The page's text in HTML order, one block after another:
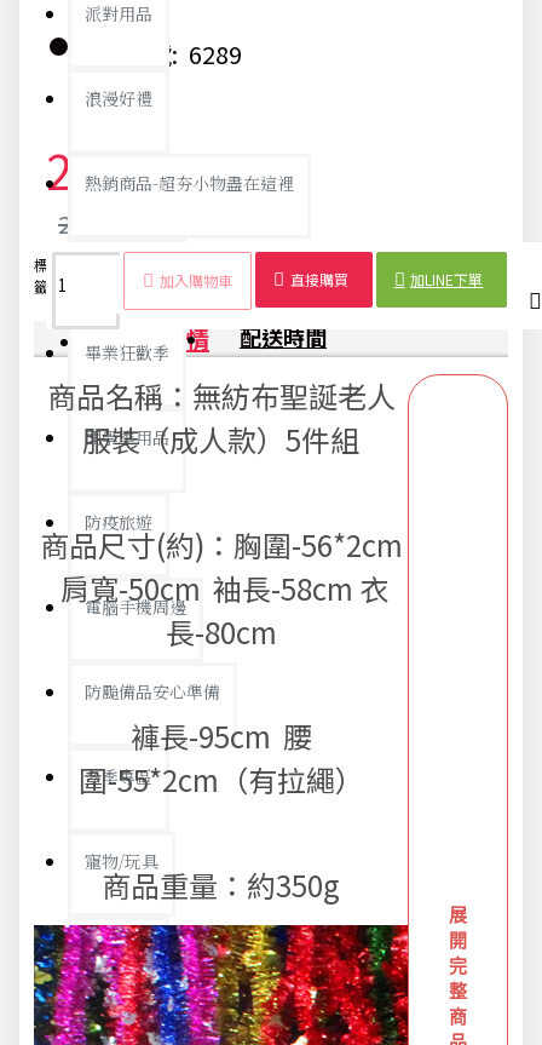
派對用品
浪漫好禮
熱銷商品-超夯小物盡在這裡
父親節專頁
畢業狂歡季
開學季用品
防疫旅遊
電腦手機周邊
防颱備品安心準備
冬季專區
寵物/玩具
居家收納
文具禮品
貨號: 6289
252元
265元
加入購物車 直接購買 加LINE下單
標
籤：
裝
裝
節
扮
商品詳情 配送時間
商品名稱：無紡布聖誕老人
服裝（成人款）5件組
商品尺寸(約)：胸圍-56*2cm
肩寬-50cm 袖長-58cm 衣
長-80cm
褲長-95cm 腰
圍-55*2cm（有拉繩）
商品重量：約350g
展
開
完
整
商